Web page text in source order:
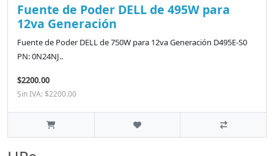
Fuente de Poder DELL de 495W para
12va Generación
Fuente de Poder DELL de 750W para 12va Generación D495E-S0
PN: 0N24NJ..
$2200.00
Sin IVA: $2200.00